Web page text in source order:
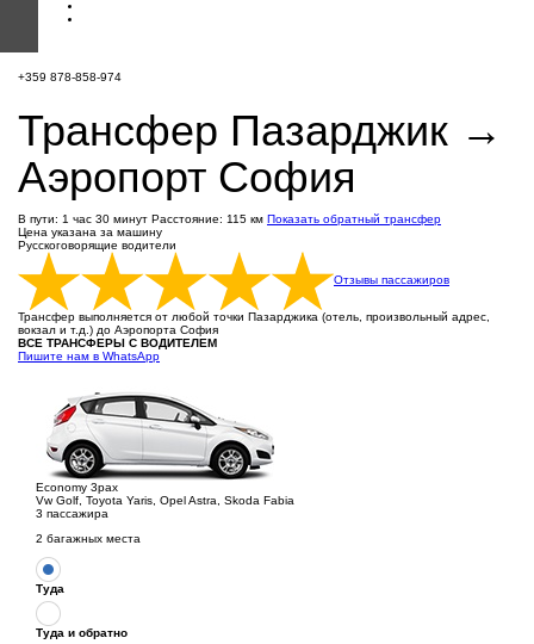
+359 878-858-974
Трансфер Пазарджик →
Аэропорт София
В пути: 1 час 30 минут Расстояние: 115 км Показать обратный трансфер
Цена указана за машину
Русскоговорящие водители
Отзывы пассажиров
Трансфер выполняется от любой точки Пазарджика (отель, произвольный адрес,
вокзал и т.д.) до Аэропорта София
ВСЕ ТРАНСФЕРЫ С ВОДИТЕЛЕМ
Пишите нам в WhatsApp
Economy 3pax
Vw Golf, Toyota Yaris, Opel Astra, Skoda Fabia
3 пассажира
2 багажных места
Туда
Туда и обратно